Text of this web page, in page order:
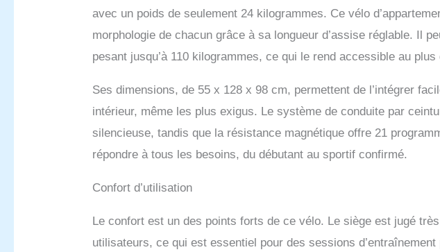
facile à utiliser. Dimensions 128 x
horizontal pour adopter la meilleure
vélo Cardio Master est doté d'une
des programmes accessibles en
d'appartement Cardio Master
Distance: Distance parcourue
Affichage de la vitesse actuelle en
fréquence de votre pouls en
PRATIQUE & IDÉAL: Le vélo
Garantie 5 ans sur châssis et 2 ans
avec un poids de seulement 24 kilogrammes. Ce vélo
morphologie de chacun grâce à sa longueur d’assise réglable. Il
pesant jusqu’à 110 kilogrammes, ce qui le rend accessible au plus
Ses dimensions, de 55 x 128 x 98 cm, permettent de l’intégrer
intérieur, même les plus exigus. Le système de conduite par
silencieuse, tandis que la résistance magnétique offre 21
répondre à tous les besoins, du débutant au sportif confirmé.
Confort d’utilisation
Le confort est un des points forts de ce vélo. Le siège est jugé
utilisateurs, ce qui est essentiel pour des sessions